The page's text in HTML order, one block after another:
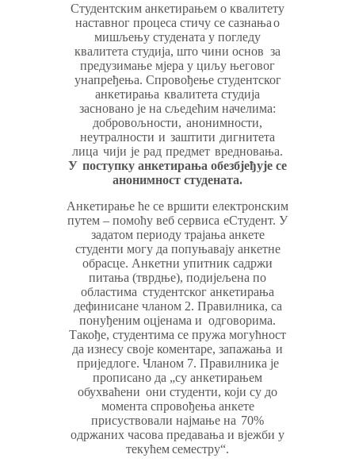
Студентским анкетирањем о квалитету
наставног процеса стичу се сазнањао
мишљењу студената у погледу
квалитета студија, што чини основ за
предузимање мјера у циљу његовог
унапређења. Спровођење студентског
анкетирања квалитета студија
засновано је на сљедећим начелима:
добровољности, анонимности,
неутралности и заштити дигнитета
лица чији је рад предмет вредновања.
У поступку анкетирања обезбјеђује се
анонимност студената.
Анкетирање ће се вршити електронским
путем – помоћу веб сервиса еСтудент. У
задатом периоду трајања анкете
студенти могу да попуњавају анкетне
обрасце. Анкетни упитник садржи
питања (тврдње), подијељена по
областима студентског анкетирања
дефинисане чланом 2. Правилника, са
понуђеним оцјенама и одговорима.
Такође, студентима се пружа могућност
да изнесу своје коментаре, запажања и
приједлоге. Чланом 7. Правилника је
прописано да „су анкетирањем
обухваћени они студенти, који су до
момента спровођења анкете
присуствовали најмање на 70%
одржаних часова предавања и вјежби у
текућемсеместру“.